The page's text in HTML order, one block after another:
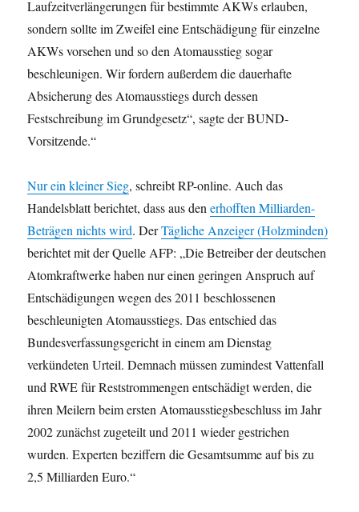
Laufzeitverlängerungen für bestimmte AKWs erlauben,
sondern sollte im Zweifel eine Entschädigung für einzelne
AKWs vorsehen und so den Atomausstieg sogar
beschleunigen. Wir fordern außerdem die dauerhafte
Absicherung des Atomausstiegs durch dessen
Festschreibung im Grundgesetz“, sagte der BUND-
Vorsitzende.“
Nur ein kleiner Sieg, schreibt RP-online. Auch das
Handelsblatt berichtet, dass aus denerhofften Milliarden-
Beträgen nichts wird. DerTägliche Anzeiger (Holzminden)
berichtet mit der Quelle AFP: „Die Betreiber der deutschen
Atomkraftwerke haben nur einen geringen Anspruch auf
Entschädigungen wegen des 2011 beschlossenen
beschleunigten Atomausstiegs. Das entschied das
Bundesverfassungsgericht in einem am Dienstag
verkündeten Urteil. Demnach müssen zumindest Vattenfall
und RWE für Reststrommengen entschädigt werden, die
ihren Meilern beim ersten Atomausstiegsbeschluss im Jahr
2002 zunächst zugeteilt und 2011 wieder gestrichen
wurden. Experten beziffern die Gesamtsumme auf bis zu
2,5 Milliarden Euro.“